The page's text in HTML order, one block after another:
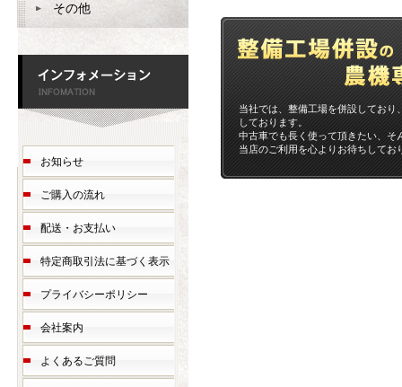
当社では、整備工場を併設してお
しております。
中古車でも長く使って頂きたい、そ
当店のご利用を心よりお待ちしてお
その他
お知らせ
ご購入の流れ
配送・お支払い
特定商取引法に基づく表示
プライバシーポリシー
会社案内
よくあるご質問